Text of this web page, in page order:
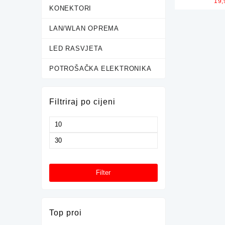
KONEKTORI
LAN/WLAN OPREMA
LED RASVJETA
POTROŠAČKA ELEKTRONIKA
Filtriraj po cijeni
Minimalna
Maksimalna
Filter
Top proi